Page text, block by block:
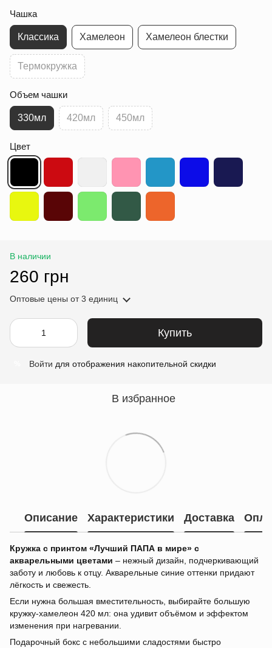
Чашка
Классика Хамелеон Хамелеон блестки
Термокружка
Объем чашки
330мл 420мл 450мл
Цвет
В наличии
260 грн
Оптовые цены от 3 единиц
Купить
Войти для отображения накопительной скидки
В избранное
Описание Характеристики Доставка
Кружка с принтом «Лучший ПАПА в мире» с
акварельными цветами – нежный дизайн, подчеркивающий
заботу и любовь к отцу. Акварельные синие оттенки придают
лёгкость и свежесть.
Если нужна большая вместительность, выбирайте большую
кружку-хамелеон 420 мл: она удивит объёмом и эффектом
изменения при нагревании.
Подарочный бокс с небольшими сладостями быстро